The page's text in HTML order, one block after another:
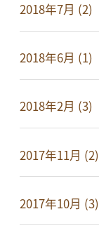
2018年7月 (2)
2018年6月 (1)
2018年2月 (3)
2017年11月 (2)
2017年10月 (3)